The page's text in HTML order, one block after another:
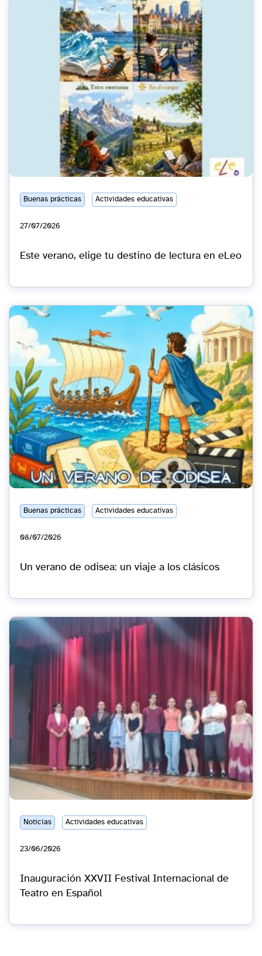
27/07/2026
Buenas prácticas Actividades educativas
Este verano, elige tu destino de lectura en eLeo
08/07/2026
Buenas prácticas Actividades educativas
Un verano de odisea: un viaje a los clásicos
23/06/2026
Noticias Actividades educativas
Inauguración XXVII Festival Internacional de
Teatro en Español